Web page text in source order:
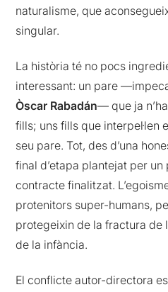
naturalisme, que
singular.
La història té no pocs
interessant: un pare
Òscar Rabadán— que ja
fills; uns fills que interpel·len
seu pare. Tot, des d’una
final d’etapa plantejat per
contracte finalitzat.
protenitors super-humans,
protegeixin de la fractura de
de la infància.
El conflicte autor-directora